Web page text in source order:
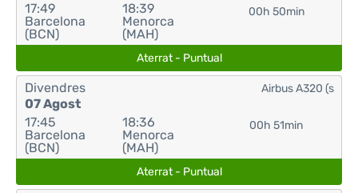
17:49
Barcelona
(BCN)
18:39
Menorca
(MAH)
00h 50min
Aterrat - Puntual
Divendres
07 Agost
17:45
Barcelona
(BCN)
18:36
Menorca
(MAH)
00h 51min
Airbus A320 (s
Aterrat - Puntual